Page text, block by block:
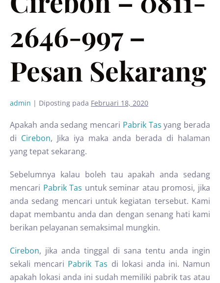
2646-997 –
Pesan Sekarang
admin | Diposting pada Februari 18, 2020
Apakah anda sedang mencari Pabrik Tas yang berada
di Cirebon, Jika iya maka anda berada di halaman
yang tepat sekarang.
Sebelumnya kalau boleh tau apakah anda sedang
mencari Pabrik Tas untuk seminar atau promosi, jika
anda sedang mencari untuk kegiatan tersebut. Kami
dapat membantu anda dan dengan senang hati kami
berikan pelayanan semaksimal mungkin.
Cirebon, jika anda tinggal di sana tentu anda ingin
sekali mencari Pabrik Tas di lokasi anda ini. Namun
apakah lokasi anda ini sudah memiliki pabrik tas atau